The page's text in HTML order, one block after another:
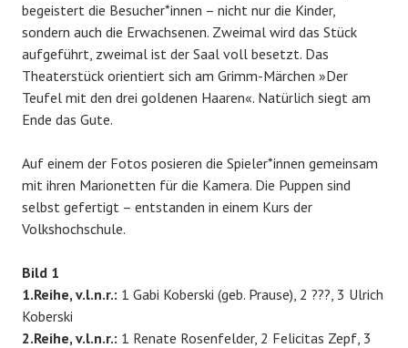
begeistert die Besucher*innen – nicht nur die Kinder,
sondern auch die Erwachsenen. Zweimal wird das Stück
aufgeführt, zweimal ist der Saal voll besetzt. Das
Theaterstück orientiert sich am Grimm-Märchen »Der
Teufel mit den drei goldenen Haaren«. Natürlich siegt am
Ende das Gute.
Auf einem der Fotos posieren die Spieler*innen gemeinsam
mit ihren Marionetten für die Kamera. Die Puppen sind
selbst gefertigt – entstanden in einem Kurs der
Volkshochschule.
Bild 1
1.Reihe, v.l.n.r.: 1 Gabi Koberski (geb. Prause), 2 ???, 3 Ulrich
Koberski
2.Reihe, v.l.n.r.: 1 Renate Rosenfelder, 2 Felicitas Zepf, 3